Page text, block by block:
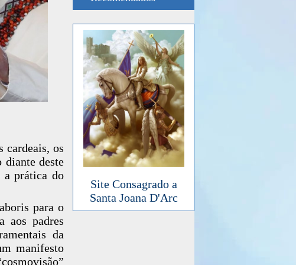
cardeais, os
diante deste
a prática do
para o
aos padres
da
manifesto
Site Consagrado a
Santa Joana D'Arc